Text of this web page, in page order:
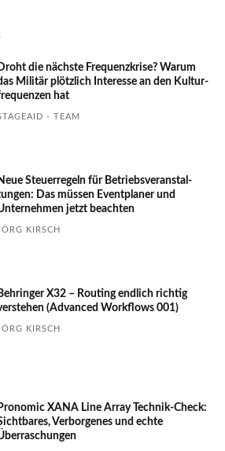
Droht die nächste Frequenzkrise? Warum
Mili­tär plötzlich Inte­resse an den Kultur­
hat
- TEAM
Steuerregeln für Betriebs­ver­an­stal­
Das müssen Event­planer und
jetzt beachten
KIRSCH
Behringer X32 – Routing endlich richtig
(Advanced Workflows 001)
KIRSCH
Pronomic XANA Line Array Technik-Check:
Verborgenes und echte